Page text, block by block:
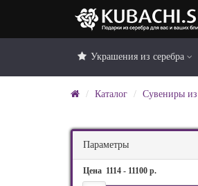
Украшения из серебра
Каталог Сувениры из
Параметры
Цена 1114 - 11100 р.